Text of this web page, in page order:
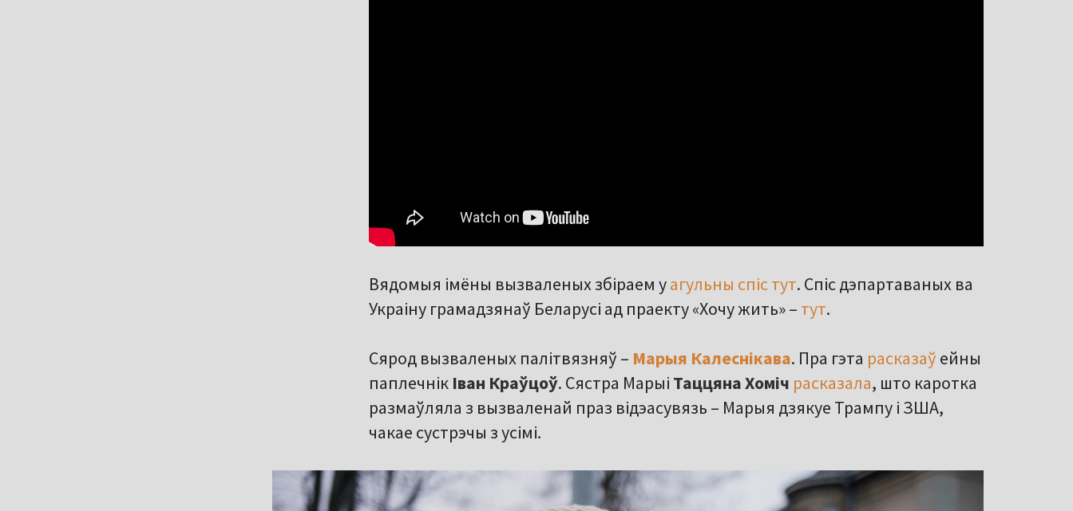
Вядомыя імёны вызваленых збіраем уагульны спіс тут. Спіс дэпартаваных ва
Украіну грамадзянаў Беларусі ад праекту «Хочу жить» – тут.
Сярод вызваленых палітвязняў – Марыя Калеснікава. Пра гэта расказаў ейны
паплечнік Іван Краўцоў. Сястра Марыі Таццяна Хоміч расказала, што каротка
размаўляла з вызваленай праз відэасувязь – Марыя дзякуе Трампу і ЗША,
чакае сустрэчы з усімі.